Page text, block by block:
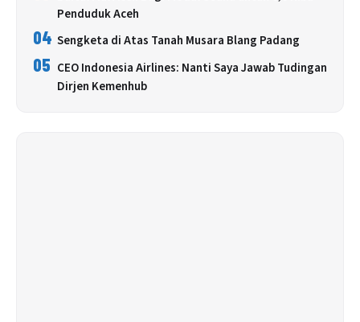
Penduduk Aceh
04 Sengketa di Atas Tanah Musara Blang Padang
05 CEO Indonesia Airlines: Nanti Saya Jawab Tudingan
Dirjen Kemenhub